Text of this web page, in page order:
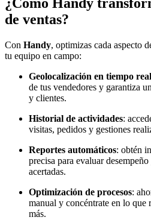
¿Cómo Handy
de ventas?
Con Handy, optimizas cada aspecto
tu equipo en campo:
Geolocalización en tiempo real
de tus vendedores y garantiza
y clientes.
Historial de actividades:
visitas, pedidos y gestiones
Reportes automáticos: obtén
precisa para evaluar
acertadas.
Optimización de procesos:
manual y concéntrate en lo que
más.